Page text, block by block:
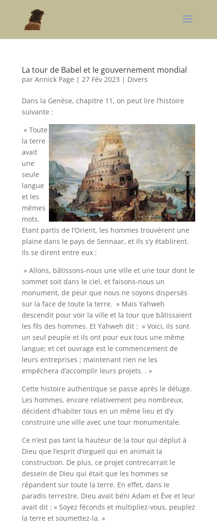
La tour de Babel et le gouvernement mondial
par Annick Page | 27 Fév 2023 | Divers
Dans la Genèse, chapitre 11, on peut lire l’histoire
suivante :
« Toute
la terre
avait
une
seule
langue
et les
mêmes
mots.
Etant partis de l’Orient, les hommes trouvèrent une
plaine dans le pays de Sennaar, et ils s’y établirent.
Ils se dirent entre eux :
» Allons, bâtissons-nous une ville et une tour dont le
sommet soit dans le ciel, et faisons-nous un
monument, de peur que nous ne soyons dispersés
sur la face de toute la terre. » Mais Yahweh
descendit pour voir la ville et la tour que bâtissaient
les fils des hommes. Et Yahweh dit : » Voici, ils sont
un seul peuple et ils ont pour eux tous une même
langue; et cet ouvrage est le commencement de
leurs entreprises ; maintenant rien ne les
empêchera d’ac­complir leurs projets. . »
Cette histoire authentique se passe après le déluge.
Les hommes, encore relativement peu nombreux,
décident d’habiter tous en un même lieu et d’y
construire une ville avec une tour monumentale.
Ce n’est pas tant la hauteur de la tour qui déplut à
Dieu que l’esprit d’orgueil qui en animait la
construction. De plus, ce projet contrecarrait le
dessein de Dieu qui était que les hommes se
répandent sur toute la terre. En effet, dans le
paradis terrestre, Dieu avait béni Adam et Ève et leur
avait dit : « Soyez féconds et multipliez-vous, peuplez
la terre et soumettez-la. »